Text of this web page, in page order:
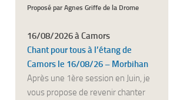
Proposé par Agnes Griffe de la Drome
16/08/2026 à Camors
Chant pour tous à l’étang de
Camors le 16/08/26 – Morbihan
Après une 1ère session en Juin, je
vous propose de revenir chanter